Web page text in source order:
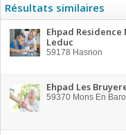
Résultats similaires
Ehpad Residence
Leduc
59178 Hasnon
Ehpad Les
59370 Mons En